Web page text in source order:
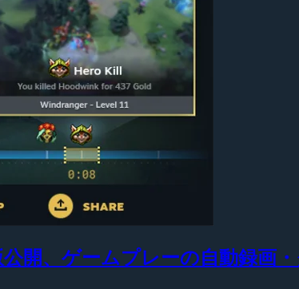
開、ゲームプレーの自動録画